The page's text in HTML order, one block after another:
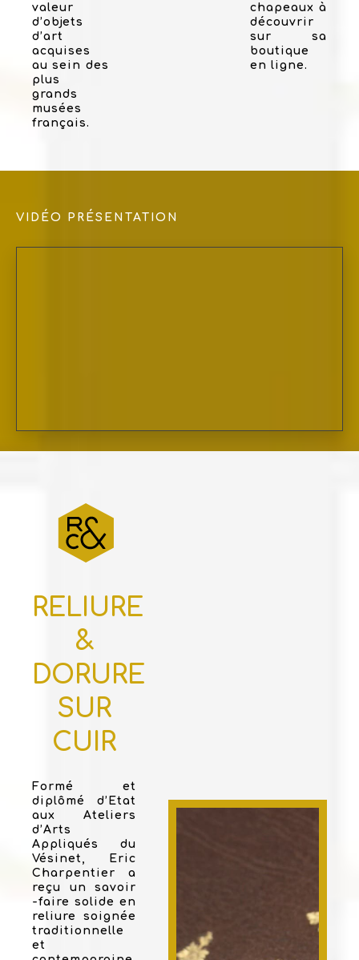
valeur
d’objets
d’art
acquises
au sein des
plus
grands
musées
français.
chapeaux à
découvrir
sur sa
boutique
en ligne.
VIDÉO PRÉSENTATION
RELIURE
&
DORURE
SUR
CUIR
Formé et
diplômé d’Etat
aux Ateliers
d’Arts
Appliqués du
Vésinet, Eric
Charpentier a
reçu un savoir
-faire solide en
reliure soignée
traditionnelle
et